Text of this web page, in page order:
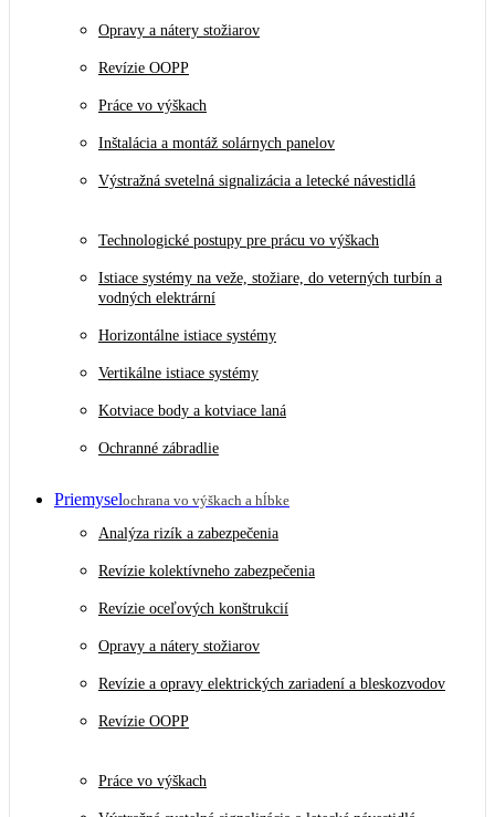
Opravy a nátery stožiarov
Revízie OOPP
Práce vo výškach
Inštalácia a montáž solárnych panelov
Výstražná svetelná signalizácia a letecké návestidlá
Technologické postupy pre prácu vo výškach
Istiace systémy na veže, stožiare, do veterných turbín a
vodných elektrární
Horizontálne istiace systémy
Vertikálne istiace systémy
Kotviace body a kotviace laná
Ochranné zábradlie
Priemyselochrana vo výškach a hĺbke
Analýza rizík a zabezpečenia
Revízie kolektívneho zabezpečenia
Revízie oceľových konštrukcií
Opravy a nátery stožiarov
Revízie a opravy elektrických zariadení a bleskozvodov
Revízie OOPP
Práce vo výškach